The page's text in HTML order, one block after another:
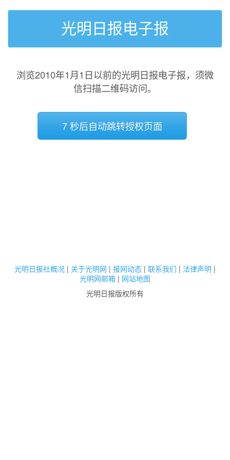
光明日报电子报
浏览2010年1月1日以前的光明日报电子报，须微
信扫描二维码访问。
7 秒后自动跳转授权页面
光明日报社概况 | 关于光明网 | 报网动态 | 联系我们 | 法律声明 |
光明网邮箱 | 网站地图
光明日报版权所有